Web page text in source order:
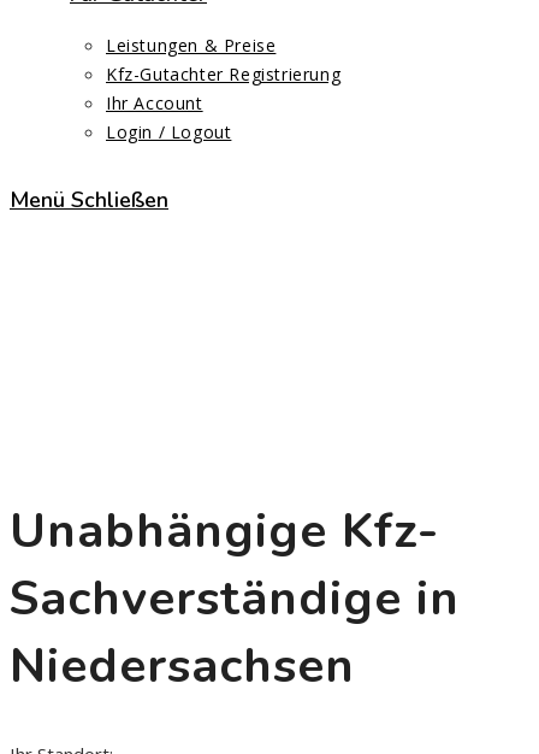
Leistungen & Preise
Kfz-Gutachter Registrierung
Ihr Account
Login / Logout
Menü Schließen
Unabhängige Kfz-
Sachverständige in
Niedersachsen